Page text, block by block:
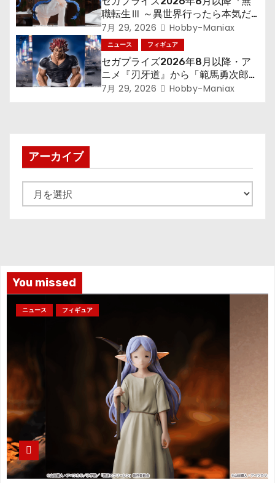
職転生Ⅲ ～異世界行ったら本気だ
す～』から「ロキシー」のフィギュ
アが登場！
7月 29, 2026 Hobby-Maniax
ニュース フィギュア
セガプライズ2026年8月以降・ア
ニメ『刃牙道』から「範馬勇次郎」
が登場ッッ!!
7月 29, 2026 Hobby-Maniax
アーカイブ
ー
You missed
ニュース フィギュア